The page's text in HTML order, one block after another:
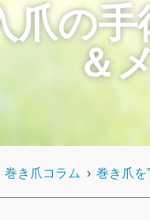
爪の
＆
巻き爪コラム › 巻き爪を